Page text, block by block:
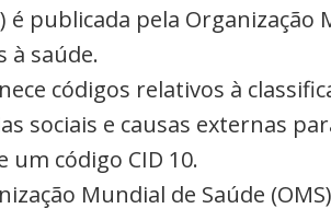
é publicada pela
à saúde.
códigos relativos à
sociais e causas externas
um código CID 10.
Mundial de Saúde (OMS)